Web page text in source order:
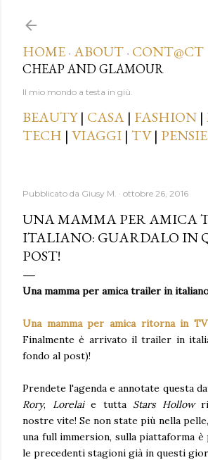
HOME · ABOUT · CONT@CT
CHEAP AND GLAMOUR
Il mio mondo a testa in giù.
BEAUTY| CASA | FASHION |
TECH | VIAGGI | TV|
Pubblicato da Giusy M. ottobre 26, 2016
UNA MAMMA PER AMICA
ITALIANO: GUARDALO IN
POST!
Una mamma per amica trailer in
Una mamma per amica ritorna in TV
Finalmente è arrivato il trailer in
fondo al post)!
Prendete l'agenda e annotate questa
Rory, Lorelaie tutta Stars Hollow
nostre vite! Se non state più nella
una full immersion, sulla piattaforma
le precedenti stagioni già in questi